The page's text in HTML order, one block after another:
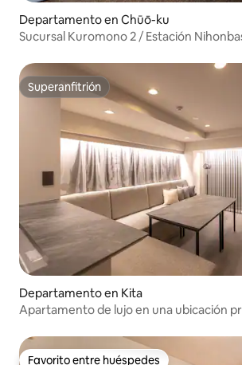
Departamento en Chūō-ku
Sucursal Kuromono 2 / Estación
Namba / Tsūtenkaku / USJ / Acceso
matrimoniales...
Superanfitrión
Superanfitrión
Departamento en Kita
Apartamento de lujo en una ubicación
Favorito entre huéspedes